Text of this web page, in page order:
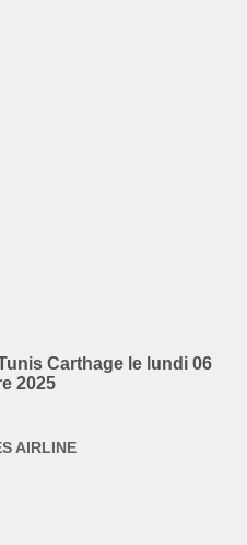
Carthage le lundi 06
2025
AIRLINE